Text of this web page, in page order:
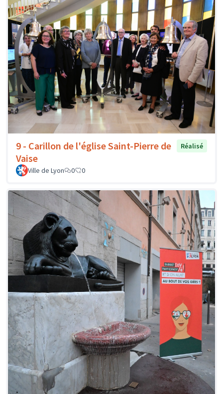
9 - Carillon de l'église Saint-Pierre de
Vaise
Réalisé
Ville de Lyon 0 0